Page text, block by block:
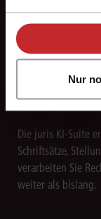
unseren
Nur
wiederkehrender
Texte
Die juris KI-Suite
Schriftsätze,
verarbeiten Sie
weiter als bislang.